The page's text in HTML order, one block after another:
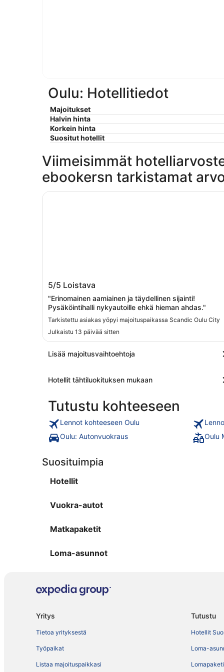
Oulu: Hotellitiedot
Majoitukset
Halvin hinta
Korkein hinta
Suositut hotellit
Viimeisimmät
ebookersn tarkistamat
Scandic Oulu City
5/5 Loistava
"Erinomainen aamiainen ja täydellinen sijainti!
Pysäköintihalli nykyautoille ehkä hieman ahdas."
Tarkistettu asiakas yöpyi majoituspaikassa Scandic Oulu City
Julkaistu 13 päivää sitten
Scandic Oulu City
Lisää majoitusvaihtoehtoja
Hotellit tähtiluokituksen mukaan
Tutustu kohteeseen
Lennot kohteeseen Oulu
Oulu: Autonvuokraus
Oulu
Suosituimpia
Hotellit
Vuokra-autot
Matkapaketit
Loma-asunnot
Yritys
Tietoa yrityksestä
Työpaikat
Listaa majoituspaikkasi
Tutustu
Hotellit
Loma-